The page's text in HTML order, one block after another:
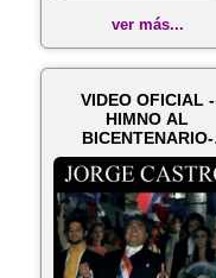
ver más...
VIDEO OFICIAL -
HIMNO AL
BICENTENARIO-
JORGE CASTRO